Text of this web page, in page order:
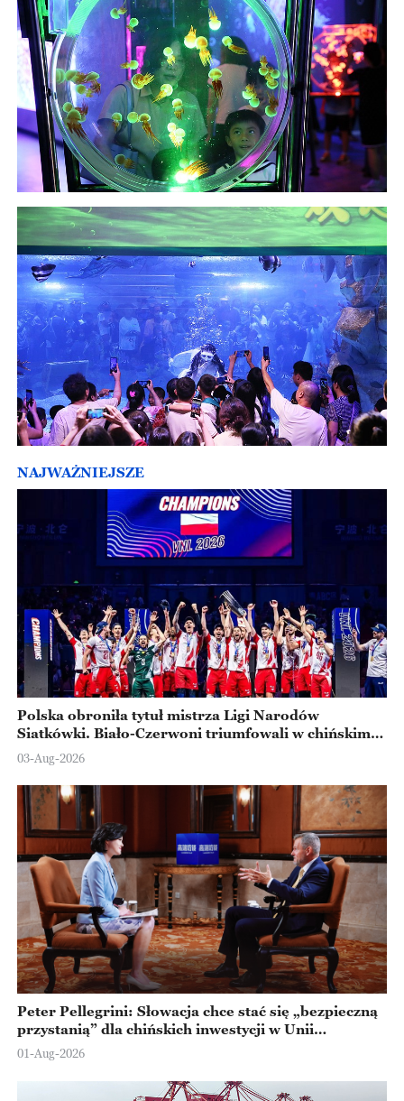
NAJWAŻNIEJSZE
Polska obroniła tytuł mistrza Ligi Narodów
Siatkówki. Biało-Czerwoni triumfowali w chińskim
Ningbo
03-Aug-2026
Peter Pellegrini: Słowacja chce stać się „bezpieczną
przystanią” dla chińskich inwestycji w Unii
Europejskiej
01-Aug-2026